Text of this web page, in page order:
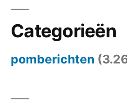
Categorieën
pomberichten